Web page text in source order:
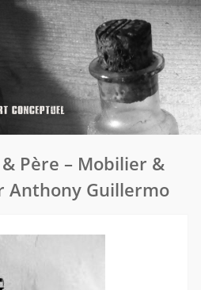
Père – Mobilier &
Anthony Guillermo